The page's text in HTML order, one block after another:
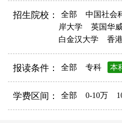
招生院校： 全部 中国社会
岸大学
英国华
白金汉大学
香
报读条件： 全部 专科 本
学费区间： 全部 0-10万